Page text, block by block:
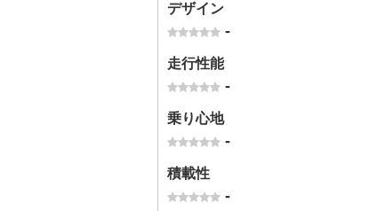
デザイン
-
走行性能
-
乗り心地
-
積載性
-